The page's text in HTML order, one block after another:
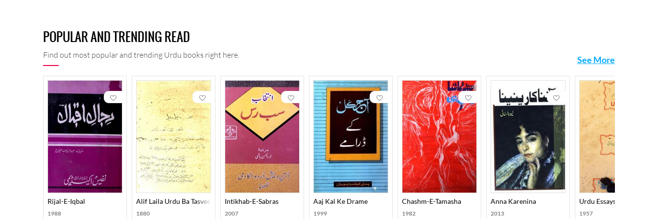
POPULAR AND TRENDING READ
Find out most popular and trending Urdu books right here. See More
Rijal-E-Iqbal
1988
Alif Laila Urdu Ba Tasveer
1880
Intikhab-E-Sabras
2007
Aaj Kal Ke Drame
1999
Chashm-E-Tamasha
1982
Anna Karenina
2013
Urdu Essays
1957